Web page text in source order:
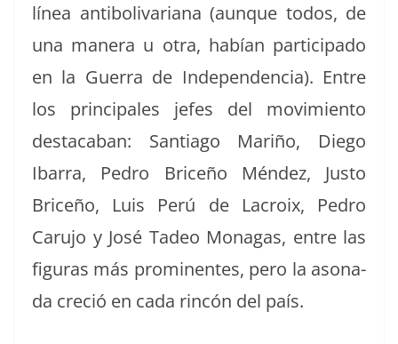
línea anti­bo­li­var­i­ana (aunque todos, de
una man­era u otra, habían par­tic­i­pa­do
en la Guer­ra de Inde­pen­den­cia). Entre
los prin­ci­pales jefes del movimien­to
desta­ca­ban: San­ti­a­go Mar­iño, Diego
Ibar­ra, Pedro Briceño Mén­dez, Jus­to
Briceño, Luis Perú de Lacroix, Pedro
Caru­jo y José Tadeo Mon­a­gas, entre las
fig­uras más promi­nentes, pero la ason­a­
da cre­ció en cada rincón del país.